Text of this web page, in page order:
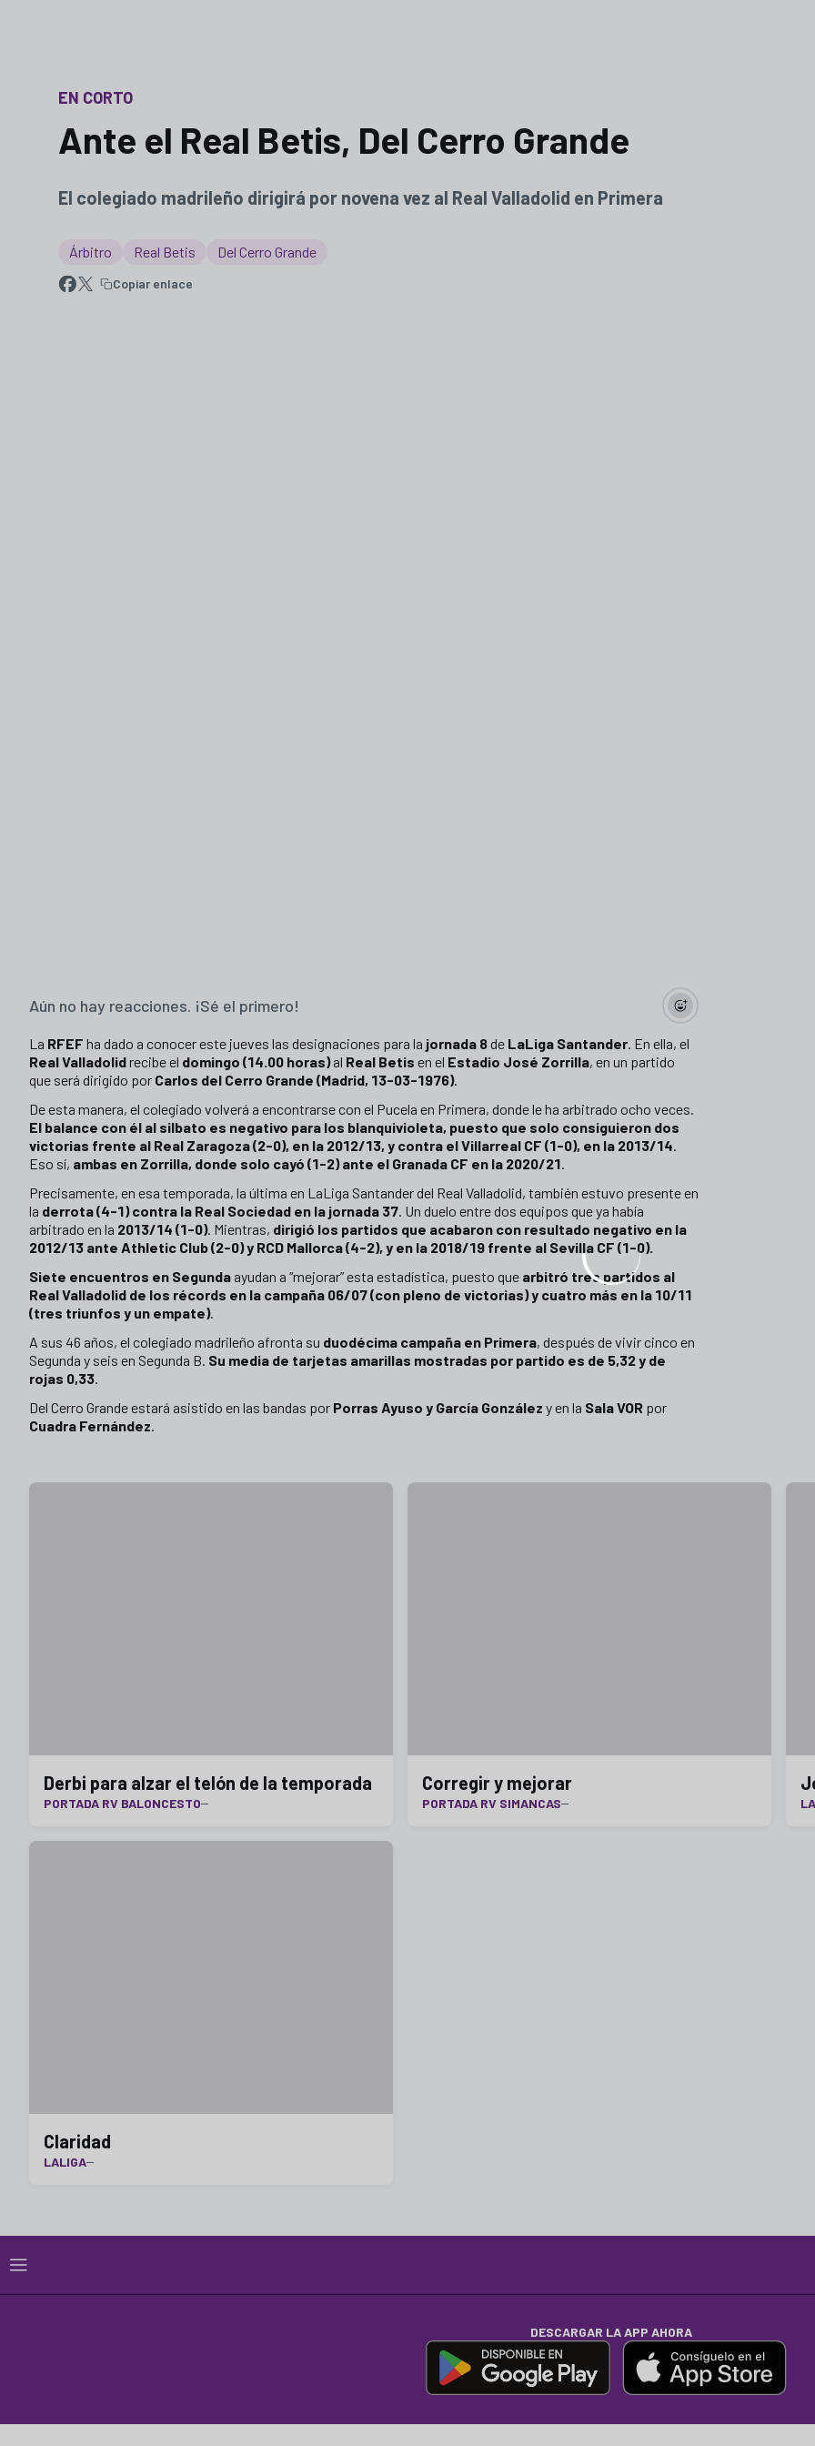
EN CORTO
Ante el Real Betis, Del Cerro Grande
El colegiado madrileño dirigirá por novena vez al Real Valladolid en Primera
Árbitro Real Betis Del Cerro Grande
Copiar enlace
Aún no hay reacciones. ¡Sé el primero!
La RFEF ha dado a conocer este jueves las designaciones para la jornada 8de LaLiga Santander. En ella, el
Real Valladolidrecibe el domingo (14.00 horas)al Real Betis en el Estadio José Zorrilla, en un partido
que será dirigido por Carlos del Cerro Grande (Madrid, 13-03-1976).
De esta manera, el colegiado volverá a encontrarse con el Pucela en Primera, donde le ha arbitrado ocho veces.
El balance con él al silbato es negativo para los blanquivioleta, puesto que solo consiguieron dos
victorias frente al Real Zaragoza (2-0), en la 2012/13, y contra el Villarreal CF (1-0), en la 2013/14.
Eso sí, ambas en Zorrilla, donde solo cayó (1-2) ante el Granada CF en la 2020/21.
Precisamente, en esa temporada, la última en LaLiga Santander del Real Valladolid, también estuvo presente en
la derrota (4-1) contra la Real Sociedad en la jornada 37. Un duelo entre dos equipos que ya había
arbitrado en la 2013/14 (1-0). Mientras, dirigió los partidos que acabaron con resultado negativo en la
2012/13 ante Athletic Club (2-0) y RCD Mallorca (4-2), y en la 2018/19 frente al Sevilla CF (1-0).
Siete encuentros en Segunda ayudan a “mejorar” esta estadística, puesto que arbitró tres partidos al
Real Valladolid de los récords en la campaña 06/07 (con pleno de victorias) y cuatro más en la 10/11
(tres triunfos y un empate).
A sus 46 años, el colegiado madrileño afronta su duodécima campaña en Primera, después de vivir cinco en
Segunda y seis en Segunda B. Su media de tarjetas amarillas mostradas por partido es de 5,32 y de
rojas 0,33.
Del Cerro Grande estará asistido en las bandas por Porras Ayuso y García González y en la Sala VOR por
Cuadra Fernández.
Derbi para alzar el telón de la temporada
PORTADA RV BALONCESTO
Corregir y mejorar
PORTADA RV SIMANCAS
Claridad
LALIGA
DESCARGAR LA APP AHORA